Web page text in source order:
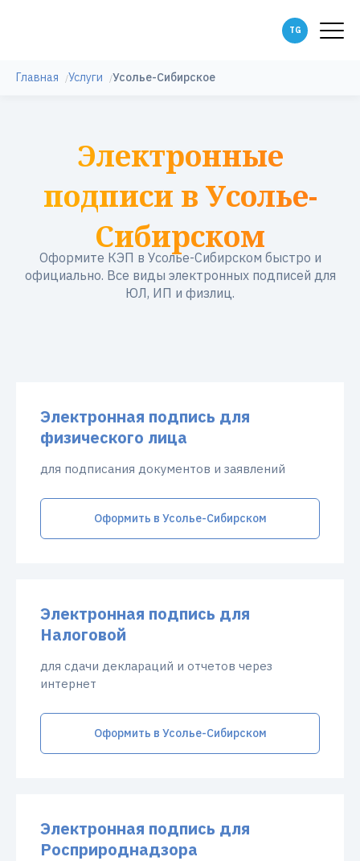
Главная Услуги Усолье-Сибирское
Электронные
подписи в Усолье-
Сибирском
Оформите КЭП в Усолье-Сибирском быстро и
официально. Все виды электронных подписей для
ЮЛ, ИП и физлиц.
Электронная подпись для
физического лица
для подписания документов и заявлений
Оформить в Усолье-Сибирском
Электронная подпись для
Налоговой
для сдачи деклараций и отчетов через
интернет
Оформить в Усолье-Сибирском
Электронная подпись для
Росприроднадзора